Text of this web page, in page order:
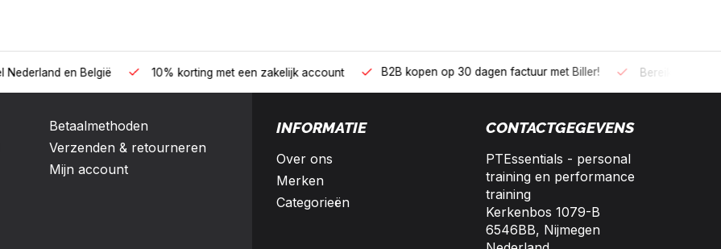
en België 10% korting met een zakelijk account B2B kopen op 30 dagen factuur met Biller! Bereikbaar per
Betaalmethoden
Verzenden & retourneren
Mijn account
INFORMATIE
Over ons
Merken
Categorieën
CONTACTGEGEVENS
PTEssentials - personal
training en performance
training
Kerkenbos 1079-B
6546BB, Nijmegen